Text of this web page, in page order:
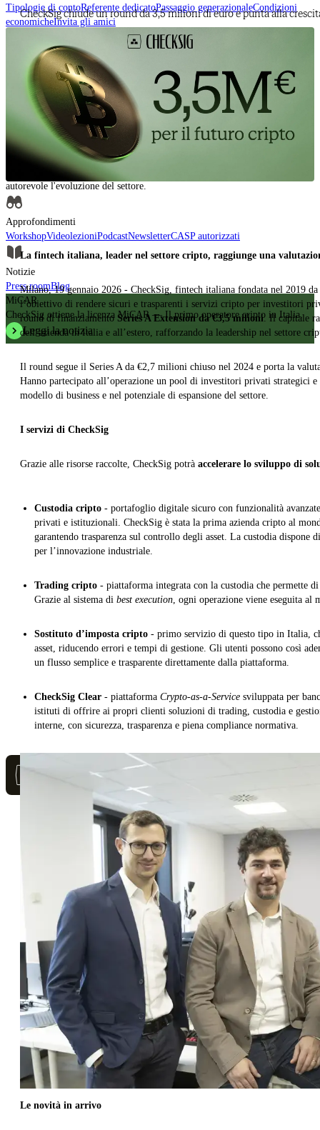
Tipologie di contoReferente dedicatoPassaggio generazionaleCondizioni
economicheInvita gli amici
Scopri CheckSig Clear, la nostra piattaforma per intermediari finanziari.
Scopri di più
Cripto
Acquista BTC, ETH e altri digital asset e crea il tuo portafoglio con un
approccio professionale.
Scopri tutti gli asset
Data provided byCoinGecko
Risorse
Approfondimenti, analisi e contenuti formativi per comprendere in modo
autorevole l'evoluzione del settore.
Approfondimenti
WorkshopVideolezioniPodcastNewsletterCASP autorizzati
Notizie
Press roomBlog
MiCAR
CheckSig ottiene la licenza MiCAR — Il primo operatore cripto in Italia.
Leggi la notizia
CheckSig chiude un round da 3,5 milioni di euro e punta alla
La fintech italiana, leader nel settore cripto, raggiunge una
Milano, 19 gennaio 2026 - CheckSig, fintech italiana fondata nel 2019 da
l’obiettivo di rendere sicuri e trasparenti i servizi cripto per investitori
round di finanziamento Series A Extension da €3,5 milioni. Il capitale
dell’azienda in Italia e all’estero, rafforzando la leadership nel settore
Il round segue il Series A da €2,7 milioni chiuso nel 2024 e porta la
Hanno partecipato all’operazione un pool di investitori privati strategici
modello di business e nel potenziale di espansione del settore.
I servizi di CheckSig
Grazie alle risorse raccolte, CheckSig potrà accelerare lo sviluppo di
Custodia cripto - portafoglio digitale sicuro con funzionalità
privati e istituzionali. CheckSig è stata la prima azienda cripto al
garantendo trasparenza sul controllo degli asset. La custodia dispone
per l’innovazione industriale.
Trading cripto - piattaforma integrata con la custodia che permette
Grazie al sistema di best execution, ogni operazione viene eseguita
Sostituto d’imposta cripto - primo servizio di questo tipo in Italia,
asset, riducendo errori e tempi di gestione. Gli utenti possono così
un flusso semplice e trasparente direttamente dalla piattaforma.
CheckSig Clear - piattaforma Crypto-as-a-Service sviluppata per
istituti di offrire ai propri clienti soluzioni di trading, custodia e
interne, con sicurezza, trasparenza e piena compliance normativa.
Le novità in arrivo